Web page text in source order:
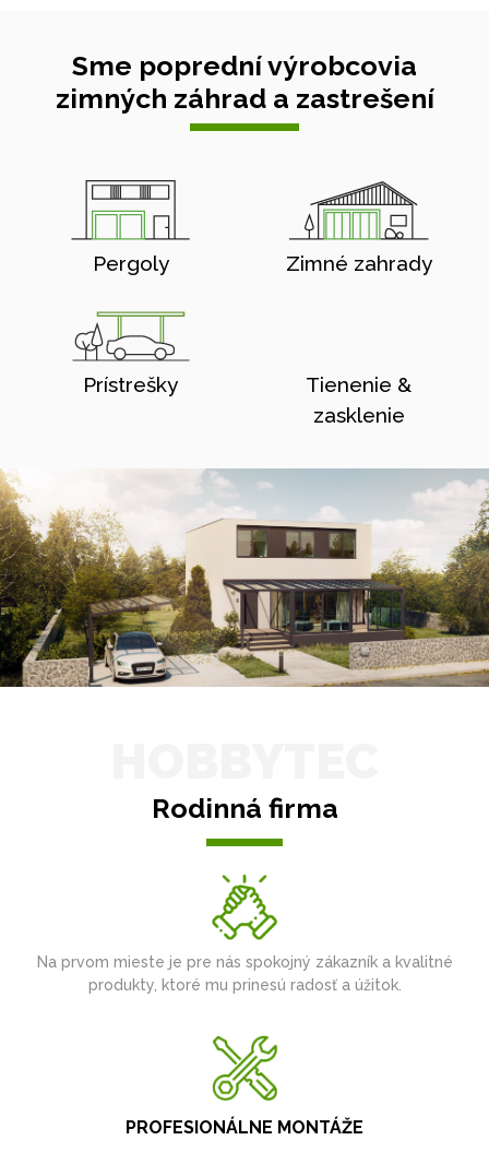
Sme poprední výrobcovia
zimných záhrad a zastrešení
Pergoly Zimné zahrady
Prístrešky
Tienenie &
zasklenie
Rodinná firma
Na prvom mieste je pre nás spokojný zákazník a kvalitné
produkty, ktoré mu prinesú radosť a úžitok.
PROFESIONÁLNE MONTÁŽE